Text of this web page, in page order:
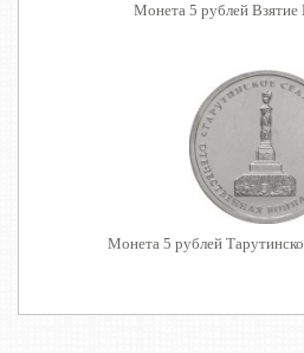
Монета 5 рублей
Монета 5 рублей